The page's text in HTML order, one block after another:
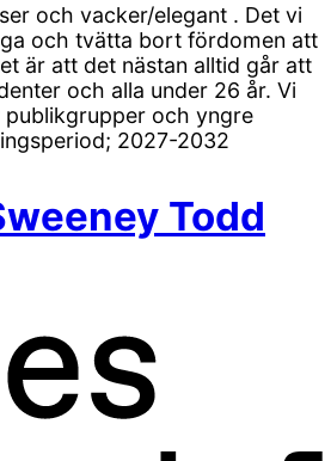
och vacker/elegant . Det vi
och tvätta bort fördomen att
är att det nästan alltid går att
och alla under 26 år. Vi
och yngre
2027-2032
Todd